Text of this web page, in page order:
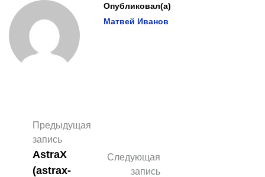
Опубликовал(а)
Матвей Иванов
Предыдущая
запись
AstraX
(astrax-
Следующая
запись